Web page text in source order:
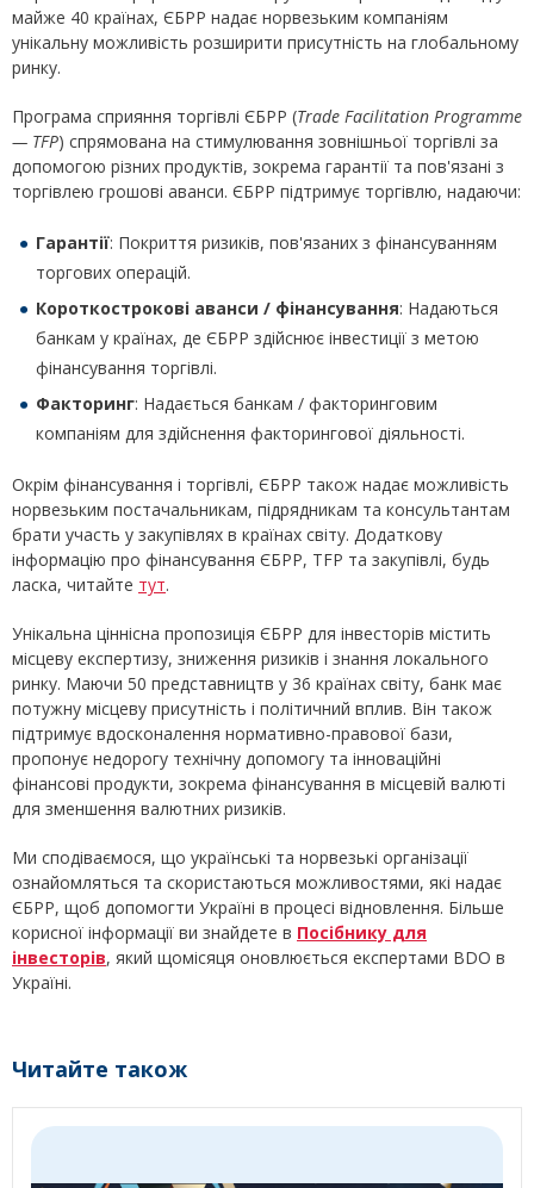
майже 40 країнах, ЄБРР надає норвезьким компаніям
унікальну можливість розширити присутність на глобальному
ринку.
Програма сприяння торгівлі ЄБРР (Trade Facilitation Programme
— TFP) спрямована на стимулювання зовнішньої торгівлі за
допомогою різних продуктів, зокрема гарантії та пов'язані з
торгівлею грошові аванси. ЄБРР підтримує торгівлю, надаючи:
Гарантії: Покриття ризиків, пов'язаних з фінансуванням
торгових операцій.
Короткострокові аванси / фінансування: Надаються
банкам у країнах, де ЄБРР здійснює інвестиції з метою
фінансування торгівлі.
Факторинг: Надається банкам / факторинговим
компаніям для здійснення факторингової діяльності.
Окрім фінансування і торгівлі, ЄБРР також надає можливість
норвезьким постачальникам, підрядникам та консультантам
брати участь у закупівлях в країнах світу. Додаткову
інформацію про фінансування ЄБРР, TFP та закупівлі, будь
ласка, читайте тут.
Унікальна ціннісна пропозиція ЄБРР для інвесторів містить
місцеву експертизу, зниження ризиків і знання локального
ринку. Маючи 50 представництв у 36 країнах світу, банк має
потужну місцеву присутність і політичний вплив. Він також
підтримує вдосконалення нормативно-правової бази,
пропонує недорогу технічну допомогу та інноваційні
фінансові продукти, зокрема фінансування в місцевій валюті
для зменшення валютних ризиків.
Ми сподіваємося, що українські та норвезькі організації
ознайомляться та скористаються можливостями, які надає
ЄБРР, щоб допомогти Україні в процесі відновлення. Більше
корисної інформації ви знайдете в Посібнику для
інвесторів, який щомісяця оновлюється експертами BDO в
Україні.
Читайте також